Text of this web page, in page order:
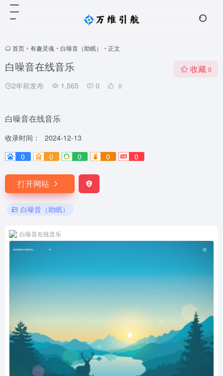
首页 • 有趣灵魂 • 白噪音（助眠） • 正文
白噪音在线音乐
2年前发布 1,565 0 0
收藏 0
白噪音在线音乐
收录时间：
2024-12-13
0
0 0 0 0
打开网站
白噪音（助眠）
白噪音在线音乐